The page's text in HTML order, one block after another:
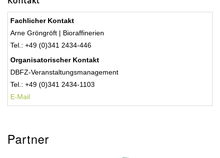
Fachlicher Kontakt
Arne Gröngröft | Bioraffinerien
Tel.: +49 (0)341 2434-446
Organisatorischer Kontakt
DBFZ-Veranstaltungsmanagement
Tel.: +49 (0)341 2434-1103
E-Mail
Partner